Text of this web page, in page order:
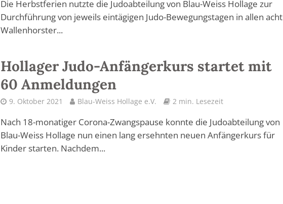
Die Herbstferien nutzte die Judoabteilung von Blau-Weiss Hollage zur
Durchführung von jeweils eintägigen Judo-Bewegungstagen in allen acht
Wallenhorster...
Hollager Judo-Anfängerkurs startet mit
60 Anmeldungen
9. Oktober 2021 Blau-Weiss Hollage e.V. 2 min. Lesezeit
Nach 18-monatiger Corona-Zwangspause konnte die Judoabteilung von
Blau-Weiss Hollage nun einen lang ersehnten neuen Anfängerkurs für
Kinder starten. Nachdem...